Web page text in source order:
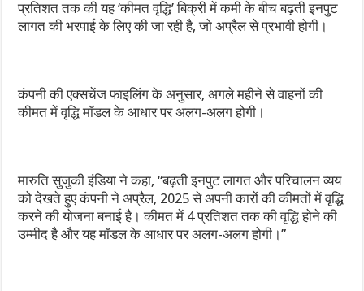
प्रतिशत तक की यह ‘कीमत वृद्धि’ बिक्री में कमी के बीच बढ़ती इनपुट
लागत की भरपाई के लिए की जा रही है, जो अप्रैल से प्रभावी होगी।
कंपनी की एक्सचेंज फाइलिंग के अनुसार, अगले महीने से वाहनों की
कीमत में वृद्धि मॉडल के आधार पर अलग-अलग होगी।
मारुति सुजुकी इंडिया ने कहा, “बढ़ती इनपुट लागत और परिचालन व्यय
को देखते हुए कंपनी ने अप्रैल, 2025 से अपनी कारों की कीमतों में वृद्धि
करने की योजना बनाई है। कीमत में 4 प्रतिशत तक की वृद्धि होने की
उम्मीद है और यह मॉडल के आधार पर अलग-अलग होगी।”